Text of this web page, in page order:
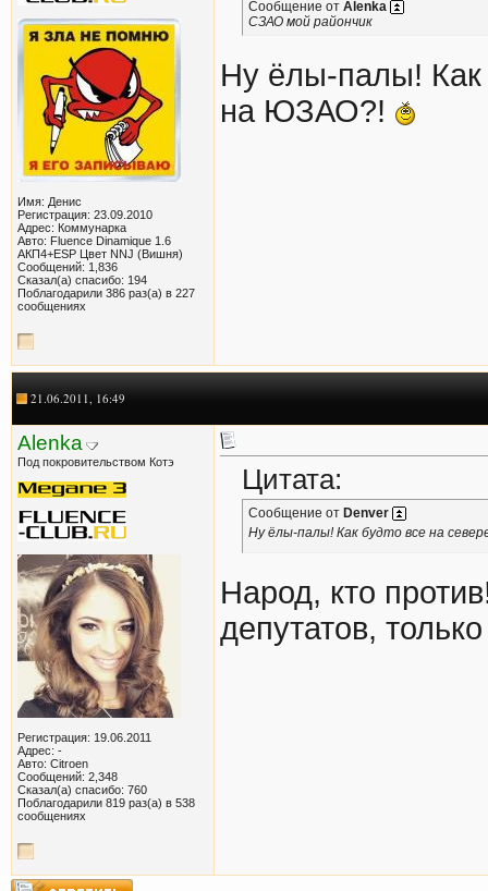
Имя: Денис
Регистрация: 23.09.2010
Адрес: Коммунарка
Авто: Fluence Dinamique 1.6
АКП4+ESP Цвет NNJ (Вишня)
Сообщений: 1,836
Сказал(а) спасибо: 194
Поблагодарили 386 раз(а) в 227
сообщениях
Сообщение от Alenka
СЗАО мой райончик
Ну ёлы-палы! Как
на ЮЗАО?!
21.06.2011, 16:49
Alenka
Под покровительством Котэ
Регистрация: 19.06.2011
Адрес: -
Авто: Citroen
Сообщений: 2,348
Сказал(а) спасибо: 760
Поблагодарили 819 раз(а) в 538
сообщениях
Цитата:
Сообщение от Denver
Ну ёлы-палы! Как будто все на
Народ, кто
депутатов,